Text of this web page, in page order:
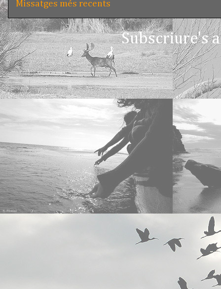
Missatges més recents
Subscriure's